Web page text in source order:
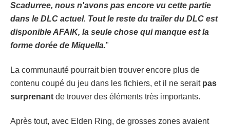
Scadurree, nous n'avons pas encore vu cette partie
dans le DLC actuel. Tout le reste du trailer du DLC est
disponible AFAIK, la seule chose qui manque est la
forme dorée de Miquella."
La communauté pourrait bien trouver encore plus de
contenu coupé du jeu dans les fichiers, et il ne serait pas
surprenant de trouver des éléments très importants.
Après tout, avec Elden Ring, de grosses zones avaient